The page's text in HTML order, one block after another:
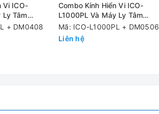
Ly tâm ngắn
Vi ICO-
Ly Tâm
+ DM0408
Combo Kính Hiển Vi ICO-
L1000PL Và Máy Ly Tâm
DM0506
Mã: ICO-L1000PL + DM0506
Liên hệ